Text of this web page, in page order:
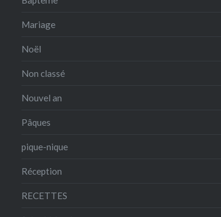
Mariage
Noël
Non classé
Nouvel an
Pâques
pique-nique
Réception
RECETTES